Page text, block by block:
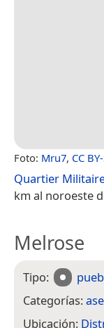
Foto: Mru7, CC
Quartier
km al noroeste
Melrose
Tipo:
Categorías:
Ubicación: